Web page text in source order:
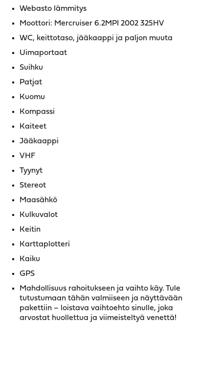
Webasto lämmitys
Moottori: Mercruiser 6.2MPI 2002 325HV
WC, keittotaso, jääkaappi ja paljon muuta
Uimaportaat
Suihku
Patjat
Kuomu
Kompassi
Kaiteet
Jääkaappi
VHF
Tyynyt
Stereot
Maasähkö
Kulkuvalot
Keitin
Karttaplotteri
Kaiku
GPS
Mahdollisuus rahoitukseen ja vaihto käy. Tule
tutustumaan tähän valmiiseen ja näyttävään
pakettiin – loistava vaihtoehto sinulle, joka
arvostat huollettua ja viimeisteltyä venettä!